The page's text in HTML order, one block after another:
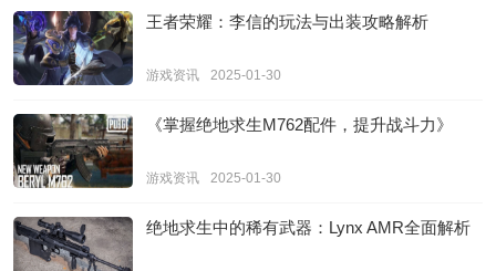
王者荣耀：李信的玩法与出装攻略解析
游戏资讯 2025-01-30
《掌握绝地求生M762配件，提升战斗力》
游戏资讯 2025-01-30
绝地求生中的稀有武器：Lynx AMR全面解析